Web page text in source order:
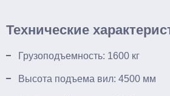
Технические
Грузоподъемность: 1600 кг
Высота подъема вил: 4500 мм